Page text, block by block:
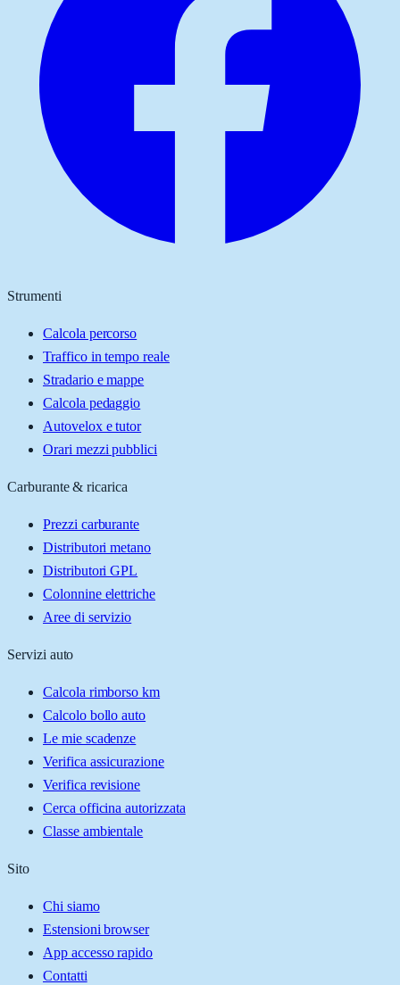
Strumenti
Calcola percorso
Traffico in tempo reale
Stradario e mappe
Calcola pedaggio
Autovelox e tutor
Orari mezzi pubblici
Carburante & ricarica
Prezzi carburante
Distributori metano
Distributori GPL
Colonnine elettriche
Aree di servizio
Servizi auto
Calcola rimborso km
Calcolo bollo auto
Le mie scadenze
Verifica assicurazione
Verifica revisione
Cerca officina autorizzata
Classe ambientale
Sito
Chi siamo
Estensioni browser
App accesso rapido
Contatti